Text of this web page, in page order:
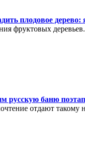
плодовое
фруктовых
баню
отдают такому